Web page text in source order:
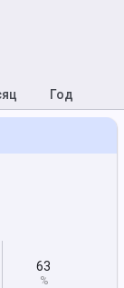
Год
63
%